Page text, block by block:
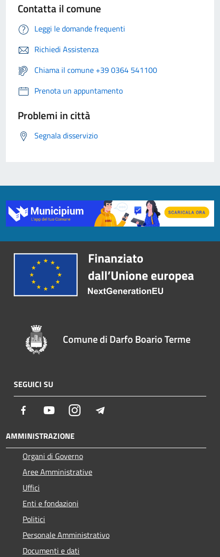
Contatta il comune
Leggi le domande frequenti
Richiedi Assistenza
Chiama il comune +39 0364 541100
Prenota un appuntamento
Problemi in città
Segnala disservizio
Comune di Darfo Boario Terme
SEGUICI SU
Facebook YoutubeInstagram
AMMINISTRAZIONE
Organi di Governo
Aree Amministrative
Uffici
Enti e fondazioni
Politici
Personale Amministrativo
Documenti e dati